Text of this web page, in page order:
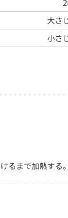
大さ
小さ
るまで加熱する。